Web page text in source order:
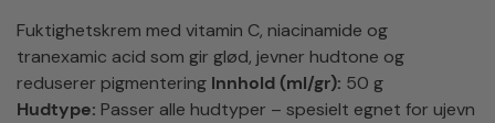
Fuktighetskrem med vitamin C, niacinamide og
tranexamic acid som gir glød, jevner hudtone og
reduserer pigmentering Innhold (ml/gr): 50 g
Hudtype: Passer alle hudtyper – spesielt egnet for ujevn